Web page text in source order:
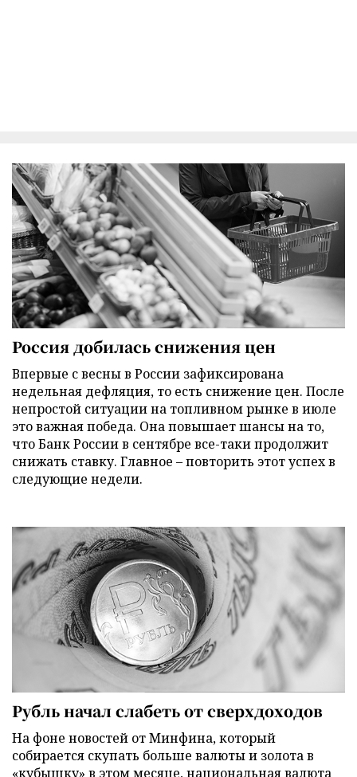
Россия добилась снижения цен
Впервые с весны в России зафиксирована
недельная дефляция, то есть снижение цен. После
непростой ситуации на топливном рынке в июле
это важная победа. Она повышает шансы на то,
что Банк России в сентябре все-таки продолжит
снижать ставку. Главное – повторить этот успех в
следующие недели.
Рубль начал слабеть от сверхдоходов
На фоне новостей от Минфина, который
собирается скупать больше валюты и золота в
«кубышку» в этом месяце, национальная валюта